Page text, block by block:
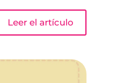
Leer el artículo